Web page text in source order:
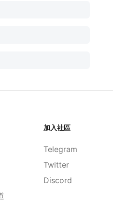
加入社區
Telegram
Twitter
Discord